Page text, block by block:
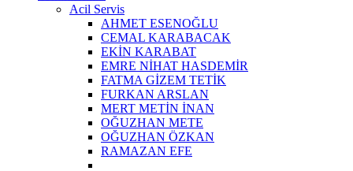
Acil Servis
AHMET ESENOĞLU
CEMAL KARABACAK
EKİN KARABAT
EMRE NİHAT HASDEMİR
FATMA GİZEM TETİK
FURKAN ARSLAN
MERT METİN İNAN
OĞUZHAN METE
OĞUZHAN ÖZKAN
RAMAZAN EFE